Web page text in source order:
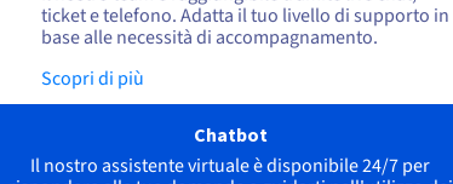
ticket e telefono. Adatta il tuo livello di supporto in
base alle necessità di accompagnamento.
Scopri di più
Chatbot
Il nostro assistente virtuale è disponibile 24/7 per